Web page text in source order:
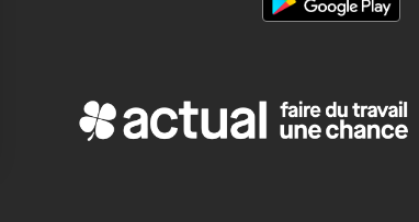
confidentialité, en garantissant la conformité avec les